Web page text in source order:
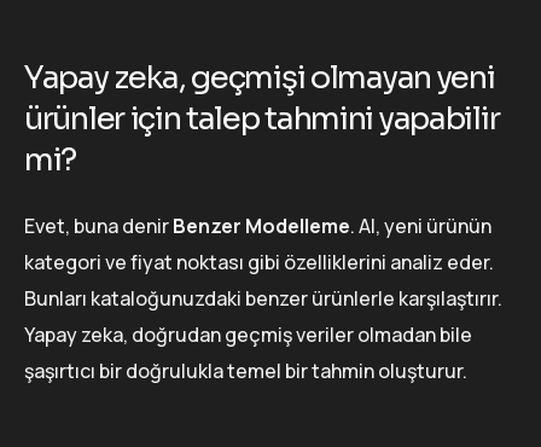
Yapay zeka, geçmişi olmayan yeni
ürünler için talep tahmini yapabilir
mi?
Evet, buna denirBenzer Modelleme. AI, yeni ürünün
kategori ve fiyat noktası gibi özelliklerini analiz eder.
Bunları kataloğunuzdaki benzer ürünlerle karşılaştırır.
Yapay zeka, doğrudan geçmiş veriler olmadan bile
şaşırtıcı bir doğrulukla temel bir tahmin oluşturur.